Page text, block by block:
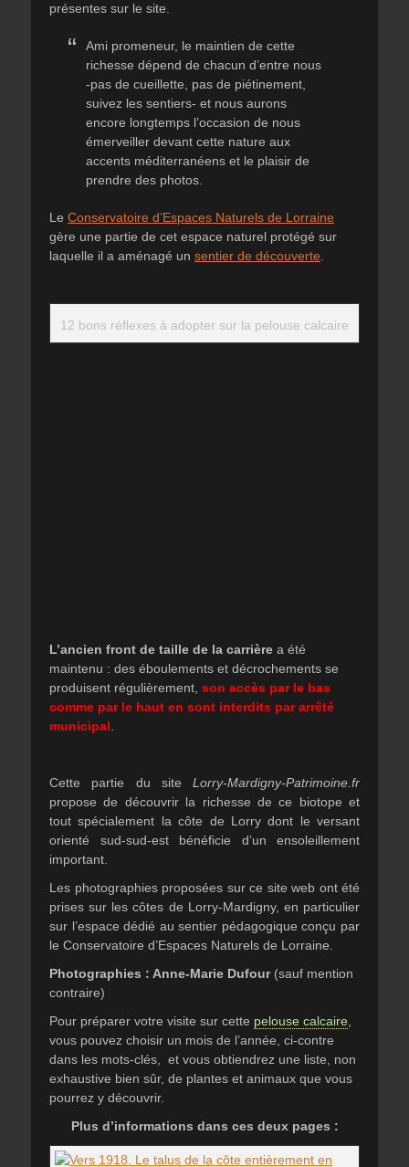
présentes sur le site.
Ami promeneur, le maintien de cette
richesse dépend de chacun d’entre nous
-pas de cueillette, pas de piétinement,
suivez les sentiers- et nous aurons
encore longtemps l’occasion de nous
émerveiller devant cette nature aux
accents méditerranéens et le plaisir de
prendre des photos.
Le Conservatoire d’Espaces Naturels de Lorraine
gère une partie de cet espace naturel protégé sur
laquelle il a aménagé un sentier de découverte
12 bons réflexes à adopter sur la pelouse calcaire
L’ancien front de taille de la carrière a été
maintenu : des éboulements et décrochements se
produisent régulièrement, son accès par le bas
comme par le haut en sont interdits par arrêté
municipal
Cette partie du site Lorry-Mardigny-Patrimoine.fr
propose de découvrir la richesse de ce biotope et
tout spécialement la côte de Lorry dont le versant
orienté sud-sud-est bénéficie d’un ensoleillement
important.
Les photographies proposées sur ce site web ont été
prises sur les côtes de Lorry-Mardigny, en particulier
sur l’espace dédié au sentier pédagogique conçu par
le Conservatoire d’Espaces Naturels de Lorraine.
Photographies : Anne-Marie Dufour(sauf mention
contraire)
Pour préparer votre visite sur cette pelouse calcaire
vous pouvez choisir un mois de l’année, ci-contre
dans les mots-clés, et vous obtiendrez une liste, non
exhaustive bien sûr, de plantes et animaux que vous
pourrez y découvrir.
Plus d’informations dans ces deux pages :